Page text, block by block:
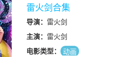
雷火剑合集
导演： 雷火剑
主演： 雷火剑
电影类型：
动画